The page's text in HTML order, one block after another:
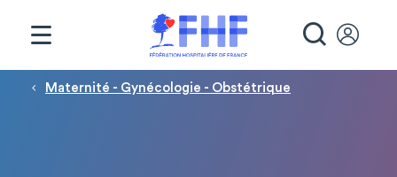
Fil d'Ariane
Maternité - Gynécologie - Obstétrique
Panneau de gestion des cookies